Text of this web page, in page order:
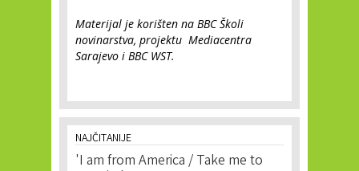
Materijal je korišten na BBC Školi
novinarstva, projektu Mediacentra
Sarajevo i BBC WST.
NAJČITANIJE
'I am from America / Take me to